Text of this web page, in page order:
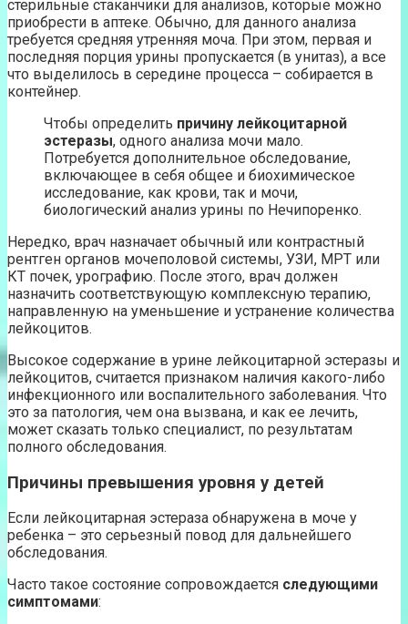
стерильные стаканчики для анализов, которые можно
приобрести в аптеке. Обычно, для данного анализа
требуется средняя утренняя моча. При этом, первая и
последняя порция урины пропускается (в унитаз), а все
что выделилось в середине процесса – собирается в
контейнер.
Чтобы определить причину лейкоцитарной
эстеразы, одного анализа мочи мало.
Потребуется дополнительное обследование,
включающее в себя общее и биохимическое
исследование, как крови, так и мочи,
биологический анализ урины по Нечипоренко.
Нередко, врач назначает обычный или контрастный
рентген органов мочеполовой системы, УЗИ, МРТ или
КТ почек, урографию. После этого, врач должен
назначить соответствующую комплексную терапию,
направленную на уменьшение и устранение количества
лейкоцитов.
Высокое содержание в урине лейкоцитарной эстеразы и
лейкоцитов, считается признаком наличия какого-либо
инфекционного или воспалительного заболевания. Что
это за патология, чем она вызвана, и как ее лечить,
может сказать только специалист, по результатам
полного обследования.
Причины превышения уровня у детей
Если лейкоцитарная эстераза обнаружена в моче у
ребенка – это серьезный повод для дальнейшего
обследования.
Часто такое состояние сопровождается следующими
симптомами: